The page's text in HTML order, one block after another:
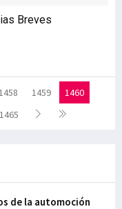
Breves
1459
1460
1465
de la automoción